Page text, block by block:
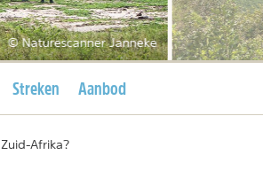
© Naturescanner Janneke
Streken Aanbod
Afrika?